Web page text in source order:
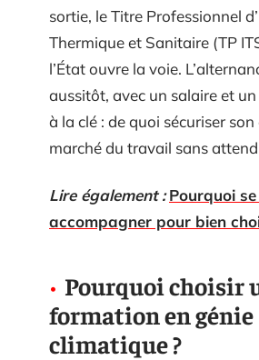
sortie, le Titre Professionnel
Thermique et Sanitaire (TP
l’État ouvre la voie.
aussitôt, avec un salaire et
à la clé : de quoi sécuriser
marché du travail sans
Lire également : Pourquoi
accompagner pour bien
Pourquoi choisir
formation en génie
climatique ?